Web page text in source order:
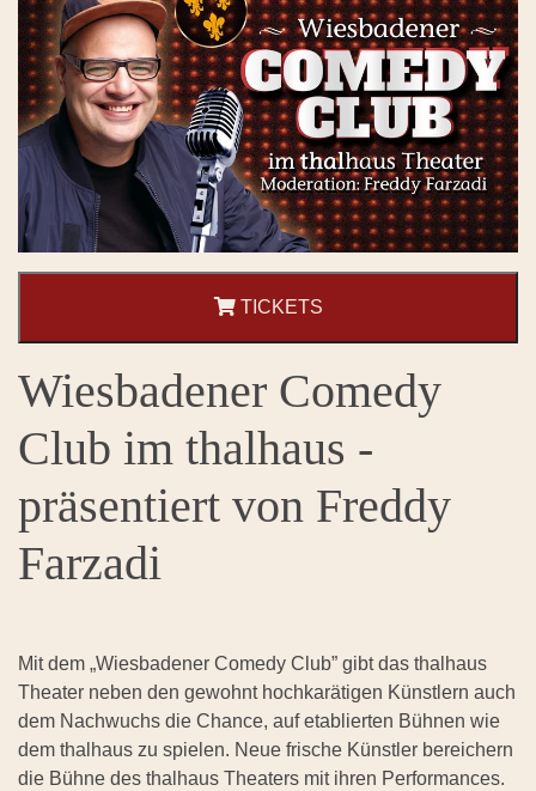
TICKETS
Wiesbadener Comedy
Club im thalhaus -
präsentiert von Freddy
Farzadi
Mit dem „Wiesbadener Comedy Club” gibt das thalhaus
Theater neben den gewohnt hochkarätigen Künstlern auch
dem Nachwuchs die Chance, auf etablierten Bühnen wie
dem thalhaus zu spielen. Neue frische Künstler bereichern
die Bühne des thalhaus Theaters mit ihren Performances.